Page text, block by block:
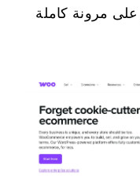
مرونة كاملة